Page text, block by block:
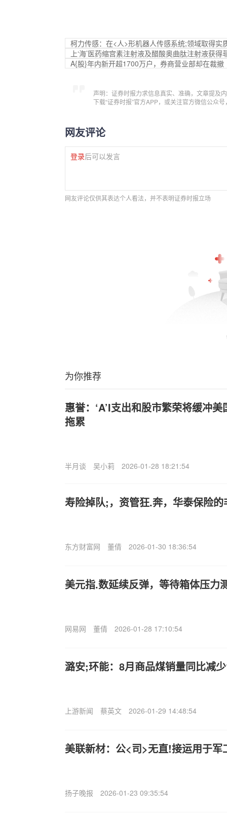
柯力传感：在<人>形机器人传感系统;领域取得实
上‘海’医药缩宫素注射液及醋酸奥曲肽注射液获
A{股}年内新开超1700万户，券商营业部却在裁撤
声明：证券时报力求信息真实、准确，文章提及
下载“证券时报”官方APP，或关注官方微信公众
网友评论
登录后可以发言
网友评论仅供其表达个人看法，并不表明证券时报立场
为你推荐
惠誉：‘A’I支出和股市繁荣将缓冲
拖累
半月谈 吴小莉 2026-01-28 18:21:54
寿险掉队;，资管狂.奔，华泰保险的
东方财富网 董倩 2026-01-30 18:36:54
美元指.数延续反弹，等待箱体压力
网易网 董倩 2026-01-28 17:10:54
潞安;环能：8月商品煤销量同比减
上游新闻 蔡英文 2026-01-29 14:48:54
美联新材：公<司>无直!接运用于军
扬子晚报 2026-01-23 09:35:54